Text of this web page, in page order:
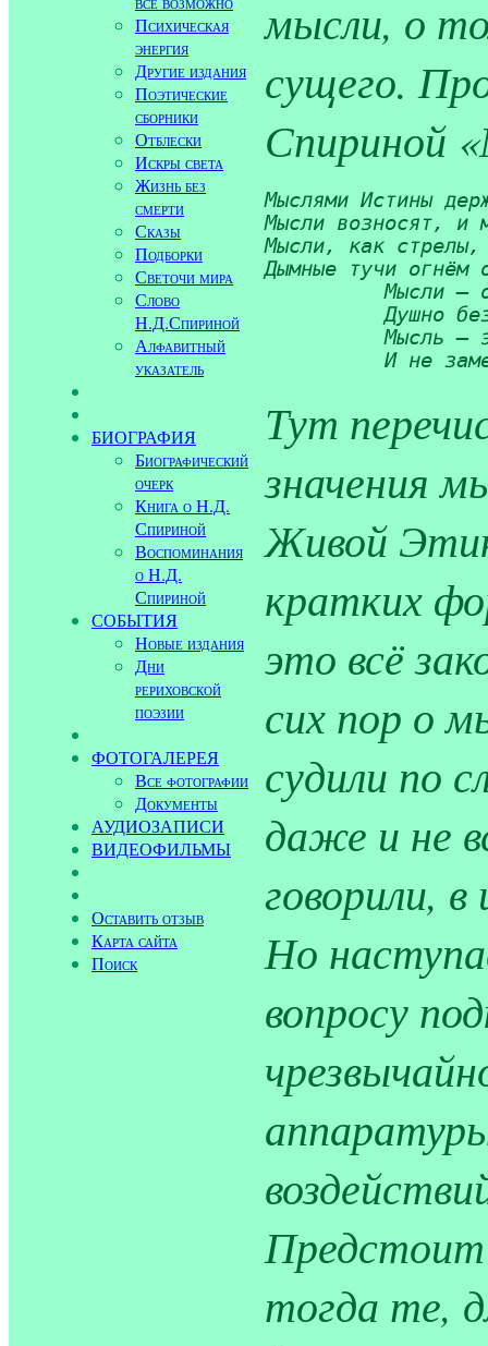
Психическая
энергия
Другие издания
Поэтические
сборники
Отблески
Искры света
Жизнь без
смерти
Сказы
Подборки
Светочи мира
Слово
Н.Д.Спириной
Алфавитный
указатель
БИОГРАФИЯ
Биографический
очерк
Книга о Н.Д.
Спириной
Воспоминания
о Н.Д.
Спириной
СОБЫТИЯ
Новые издания
Дни
рериховской
поэзии
ФОТОГАЛЕРЕЯ
Все фотографии
Документы
АУДИОЗАПИСИ
ВИДЕОФИЛЬМЫ
Оставить отзыв
Карта сайта
Поиск
мысли, о
сущего.
Спириной
Мыслями Истины
Мысли возносят, и
Мысли, как
Дымные тучи огнём
Мысли —
Душно
Мысль —
И не
Тут
значения
Живой
кратких
это всё
сих пор о
судили по
даже и не
говорили,
Но
вопросу
тогда те,